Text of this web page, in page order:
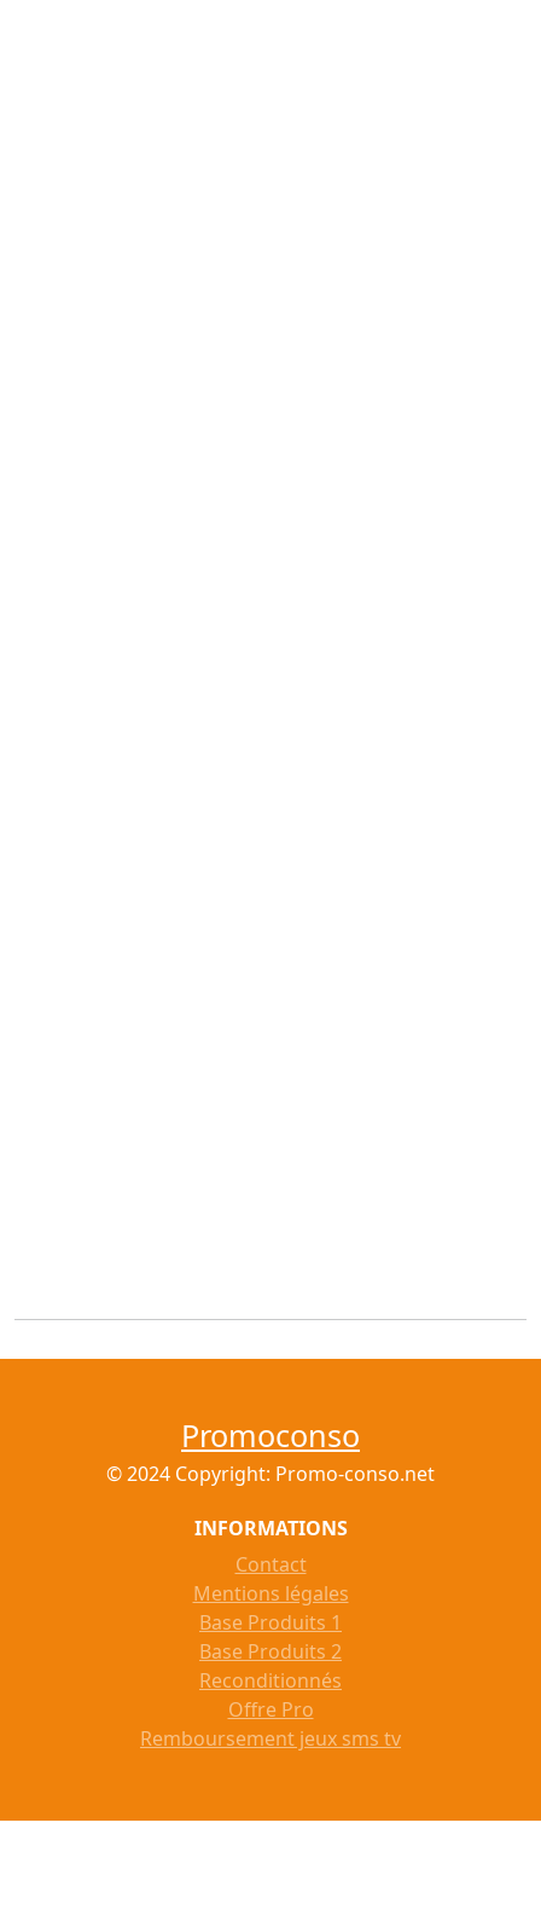
Promoconso
© 2024 Copyright: Promo-conso.net
INFORMATIONS
Contact
Mentions légales
Base Produits 1
Base Produits 2
Reconditionnés
Offre Pro
Remboursement jeux sms tv